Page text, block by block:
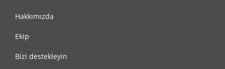
Hakkımızda
Ekip
Bizi destekleyin